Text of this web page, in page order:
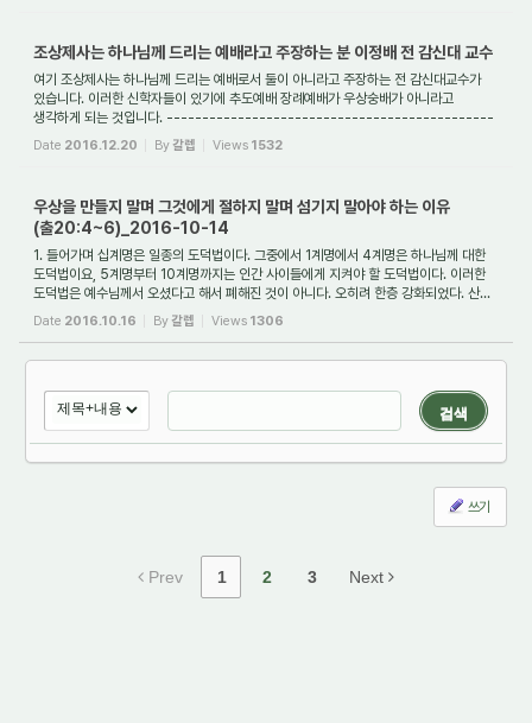
조상제사는 하나님께 드리는 예배라고 주장하는 분 이정배 전 감신대 교수
여기 조상제사는 하나님께 드리는 예배로서 둘이 아니라고 주장하는 전 감신대교수가
있습니다. 이러한 신학자들이 있기에 추도예배 장례예배가 우상숭배가 아니라고
생각하게 되는 것입니다. ----------------------------------------------
----------------...
Date 2016.12.20 By갈렙 Views 1532
우상을 만들지 말며 그것에게 절하지 말며 섬기지 말아야 하는 이유
(출20:4~6)_2016-10-14
1. 들어가며 십계명은 일종의 도덕법이다. 그중에서 1계명에서 4계명은 하나님께 대한
도덕법이요, 5계명부터 10계명까지는 인간 사이들에게 지켜야 할 도덕법이다. 이러한
도덕법은 예수님께서 오셨다고 해서 폐해진 것이 아니다. 오히려 한층 강화되었다. 산...
Date 2016.10.16 By갈렙 Views 1306
검색
쓰기
Prev 1 2 3 Next